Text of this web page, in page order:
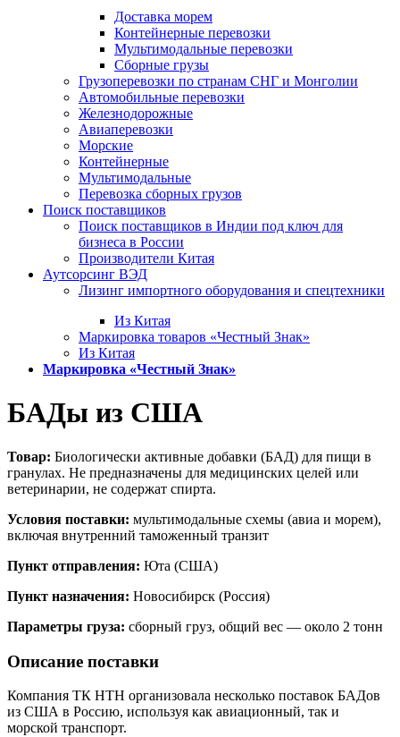
Доставка морем
Контейнерные перевозки
Мультимодальные перевозки
Сборные грузы
Грузоперевозки по странам СНГ и Монголии
Автомобильные перевозки
Железнодорожные
Авиаперевозки
Морские
Контейнерные
Мультимодальные
Перевозка сборных грузов
Поиск поставщиков
Поиск поставщиков в Индии под ключ для
бизнеса в России
Производители Китая
Аутсорсинг ВЭД
Лизинг импортного оборудования и спецтехники
Из Китая
Маркировка товаров «Честный Знак»
Из Китая
Маркировка «Честный Знак»
БАДы из США
Товар: Биологически активные добавки (БАД) для пищи в
гранулах. Не предназначены для медицинских целей или
ветеринарии, не содержат спирта.
Условия поставки: мультимодальные схемы (авиа и морем),
включая внутренний таможенный транзит
Пункт отправления: Юта (США)
Пункт назначения: Новосибирск (Россия)
Параметры груза: сборный груз, общий вес — около 2 тонн
Описание поставки
Компания ТК НТН организовала несколько поставок БАДов
из США в Россию, используя как авиационный, так и
морской транспорт.